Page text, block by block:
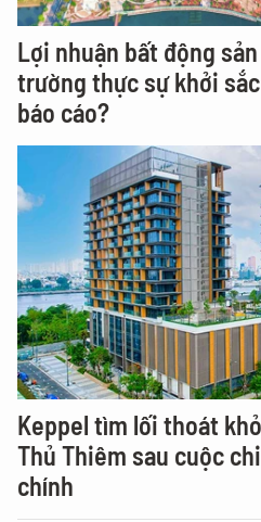
Lợi nhuận bất động
trường thực sự khởi
báo cáo?
Keppel tìm lối thoát
Thủ Thiêm sau cuộc
chính